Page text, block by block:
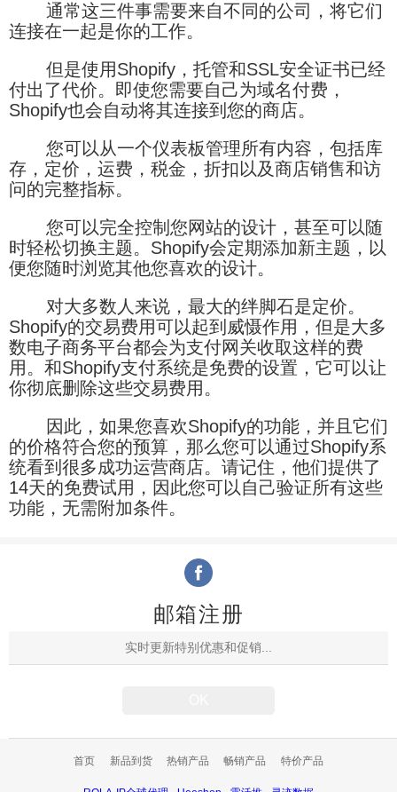
通常这三件事需要来自不同的公司，将它们
连接在一起是你的工作。
但是使用Shopify，托管和SSL安全证书已经
付出了代价。即使您需要自己为域名付费，
Shopify也会自动将其连接到您的商店。
您可以从一个仪表板管理所有内容，包括库
存，定价，运费，税金，折扣以及商店销售和访
问的完整指标。
您可以完全控制您网站的设计，甚至可以随
时轻松切换主题。Shopify会定期添加新主题，以
便您随时浏览其他您喜欢的设计。
对大多数人来说，最大的绊脚石是定价。
Shopify的交易费用可以起到威慑作用，但是大多
数电子商务平台都会为支付网关收取这样的费
用。和Shopify支付系统是免费的设置，它可以让
你彻底删除这些交易费用。
因此，如果您喜欢Shopify的功能，并且它们
的价格符合您的预算，那么您可以通过Shopify系
统看到很多成功运营商店。请记住，他们提供了
14天的免费试用，因此您可以自己验证所有这些
功能，无需附加条件。
邮箱注册
首页 新品到货 热销产品 畅销产品 特价产品